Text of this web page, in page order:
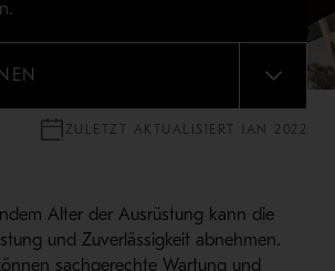
MENU
ZULETZT AKTUALISIERT JAN 2022
Alter der Ausrüstung kann die
und Zuverlässigkeit abnehmen.
sachgerechte Wartung und